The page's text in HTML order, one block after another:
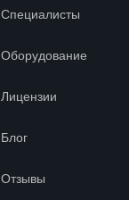
Специалисты
Оборудование
Лицензии
Блог
Отзывы